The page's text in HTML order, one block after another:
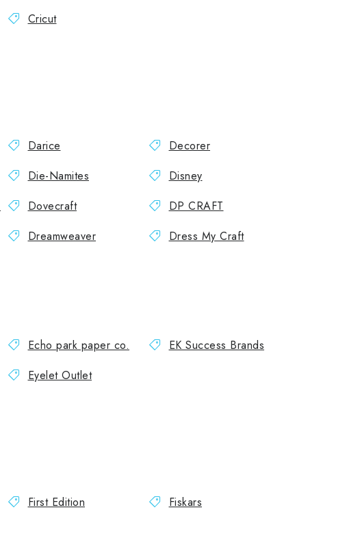
Cricut
Darice
Decorer
Die-Namites
Disney
Dovecraft
DP CRAFT
Dreamweaver Dress My Craft
Echo park paper co.
EK Success Brands
Eyelet Outlet
First Edition
Fiskars